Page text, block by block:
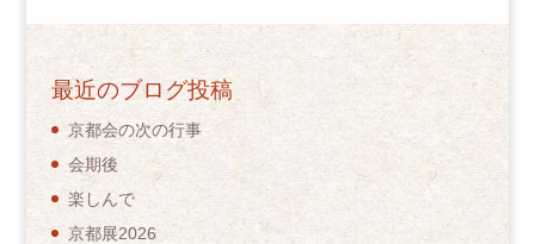
最近のブログ投稿
京都会の次の行事
会期後
楽しんで
京都展2026